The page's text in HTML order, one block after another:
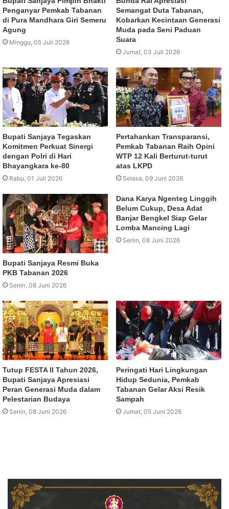
Penganyar Pemkab Tabanan
di Pura Mandhara Giri Semeru
Agung
Minggu, 05 Juli 2026
Semangat Duta Tabanan,
Kobarkan Kecintaan Generasi
Muda pada Seni Paduan
Suara
Jumat, 03 Juli 2026
Bupati Sanjaya Tegaskan
Komitmen Perkuat Sinergi
dengan Polri di Hari
Bhayangkara ke-80
Rabu, 01 Juli 2026
Pertahankan Transparansi,
Pemkab Tabanan Raih Opini
WTP 12 Kali Berturut-turut
atas LKPD
Selasa, 09 Juni 2026
Bupati Sanjaya Resmi Buka
PKB Tabanan 2026
Senin, 08 Juni 2026
Dana Karya Ngenteg Linggih
Belum Cukup, Desa Adat
Banjar Bengkel Siap Gelar
Lomba Mancing Lagi
Senin, 08 Juni 2026
Tutup FESTA II Tahun 2026,
Bupati Sanjaya Apresiasi
Peran Generasi Muda dalam
Pelestarian Budaya
Senin, 08 Juni 2026
Peringati Hari Lingkungan
Hidup Sedunia, Pemkab
Tabanan Gelar Aksi Resik
Sampah
Jumat, 05 Juni 2026